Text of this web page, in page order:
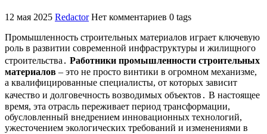
12 мая 2025 Redactor Нет комментариев 0 tags
Промышленность строительных материалов играет ключевую
роль в развитии современной инфраструктуры и жилищного
строительства․ Работники промышленности строительных
материалов – это не просто винтики в огромном механизме,
а квалифицированные специалисты, от которых зависит
качество и долговечность возводимых объектов․ В настоящее
время, эта отрасль переживает период трансформации,
обусловленный внедрением инновационных технологий,
ужесточением экологических требований и изменениями в